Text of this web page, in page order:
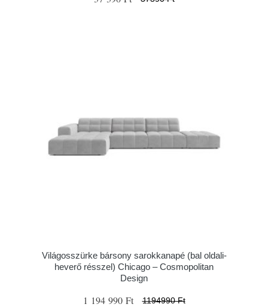
Világosszürke bársony sarokkanapé (bal oldali-
heverő résszel) Chicago – Cosmopolitan
Design
1 194 990 Ft 1194990 Ft